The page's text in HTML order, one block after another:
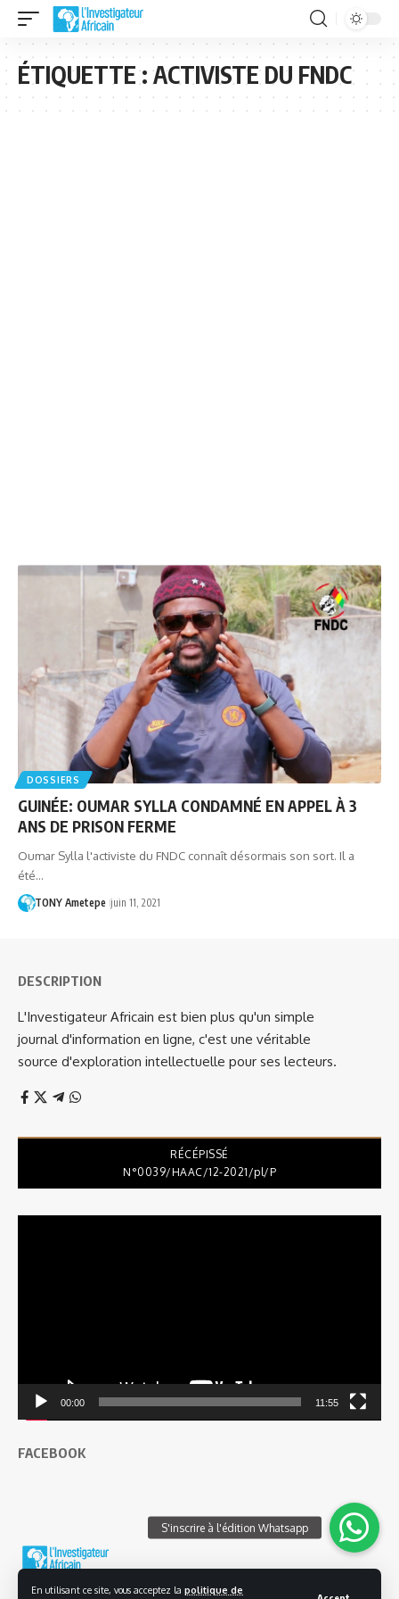
En utilisant ce site, vous acceptez la politique de
ÉTIQUETTE :ACTIVISTE DU FNDC
DOSSIERS
GUINÉE: OUMAR SYLLA CONDAMNÉ EN APPEL À 3
ANS DE PRISON FERME
Oumar Sylla l'activiste du FNDC connaît désormais son sort. Il a
été…
TONY Ametepe juin 11, 2021
DESCRIPTION
L'Investigateur Africain est bien plus qu'un simple
journal d'information en ligne, c'est une véritable
source d'exploration intellectuelle pour ses lecteurs.
RÉCÉPISSÉ
N°0039/HAAC/12-2021/pl/P
00:00 11:55
FACEBOOK